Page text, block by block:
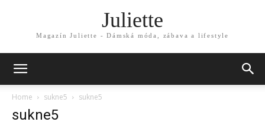
Juliette
Magazín Juliette - Dámská móda, zábava a lifestyle
Home sukne5 sukne5
sukne5